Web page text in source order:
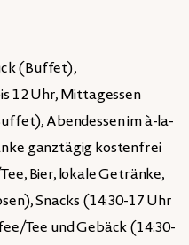
(Buffet),
12 Uhr, Mittagessen
Abendessen im à-la-
ganztägig kostenfrei
Bier, lokale Getränke,
Snacks (14:30-17 Uhr
Tee und Gebäck (14:30-